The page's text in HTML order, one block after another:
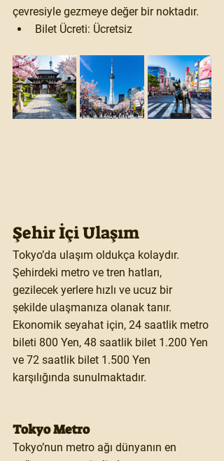
çevresiyle gezmeye değer bir noktadır.
Bilet Ücreti: Ücretsiz
Şehir İçi Ulaşım
Tokyo’da ulaşım oldukça kolaydır.
Şehirdeki metro ve tren hatları,
gezilecek yerlere hızlı ve ucuz bir
şekilde ulaşmanıza olanak tanır.
Ekonomik seyahat için, 24 saatlik metro
bileti 800 Yen, 48 saatlik bilet 1.200 Yen
ve 72 saatlik bilet 1.500 Yen
karşılığında sunulmaktadır.
Tokyo Metro
Tokyo’nun metro ağı dünyanın en